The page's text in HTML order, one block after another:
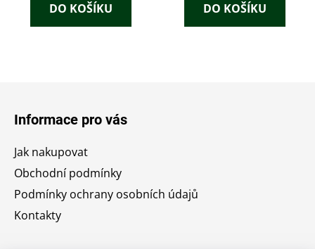
DO KOŠÍKU DO KOŠÍKU
Informace pro vás
Jak nakupovat
Obchodní podmínky
Podmínky ochrany osobních údajů
Kontakty